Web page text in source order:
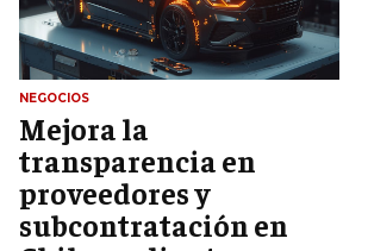
Y CONTABILIDAD
DE RECURSOS FINANCIEROS
Y MERCADOS FINANCIEROS
EMPRESARIAL
EMPRESARIAL
NEGOCIOS
Mejora la
transparencia en
proveedores y
subcontratación en